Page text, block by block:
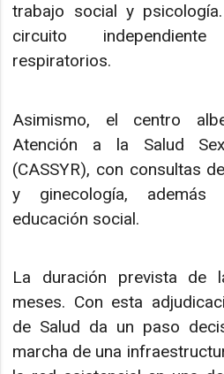
trabajo social y
circuito
respiratorios.
Asimismo, el centro
Atención a la Salud
(CASSYR), con consultas
y ginecología,
educación social.
La duración prevista
meses. Con esta
de Salud da un paso
marcha de una